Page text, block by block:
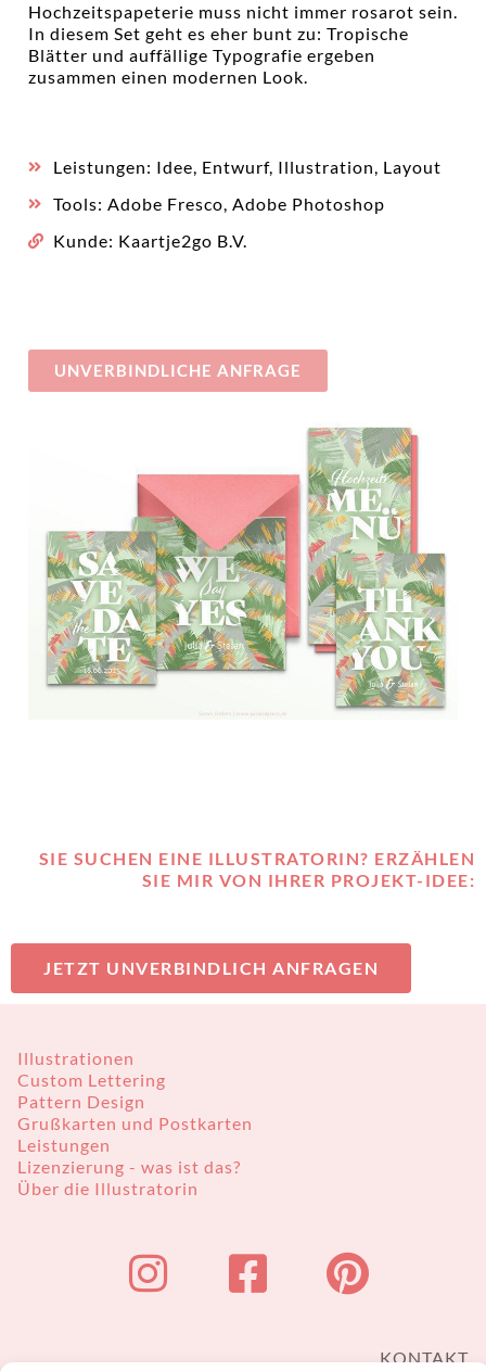
Hochzeitspapeterie muss nicht immer rosarot sein.
In diesem Set geht es eher bunt zu: Tropische
Blätter und auffällige Typografie ergeben
zusammen einen modernen Look.
Leistungen: Idee, Entwurf, Illustration, Layout
Tools: Adobe Fresco, Adobe Photoshop
Kunde: Kaartje2go B.V.
UNVERBINDLICHE ANFRAGE
SIE SUCHEN EINE ILLUSTRATORIN? ERZÄHLEN
SIE MIR VON IHRER PROJEKT-IDEE:
JETZT UNVERBINDLICH ANFRAGEN
Illustrationen
Custom Lettering
Pattern Design
Grußkarten und Postkarten
Leistungen
Lizenzierung - was ist das?
Über die Illustratorin
KONTAKT